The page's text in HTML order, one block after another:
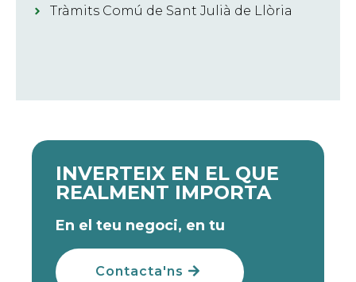
Tràmits Comú de Sant Julià de Llòria
INVERTEIX EN EL QUE
REALMENT IMPORTA
En el teu negoci, en tu
Contacta'ns